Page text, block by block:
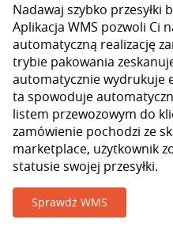
Nadawaj szybko przesyłki
Aplikacja WMS pozwoli Ci
automatyczną realizację
trybie pakowania
automatycznie wydrukuje
ta spowoduje
listem przewozowym do
zamówienie pochodzi ze
marketplace, użytkownik
statusie swojej przesyłki.
Sprawdź WMS